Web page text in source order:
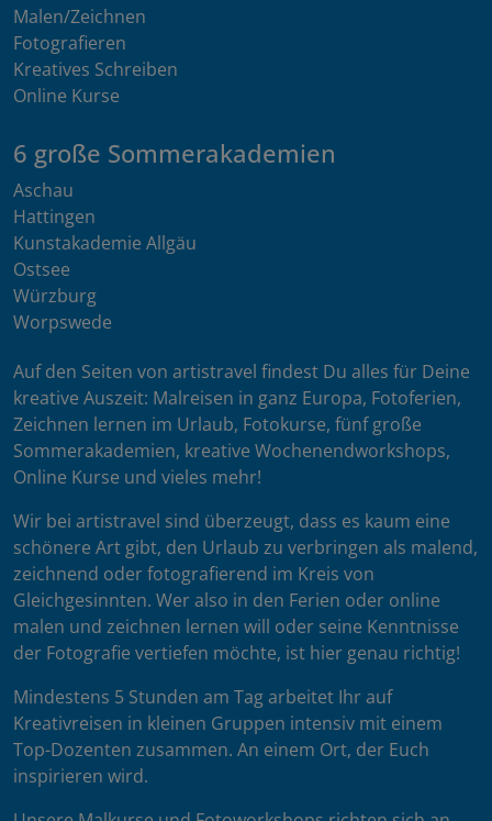
Malen/Zeichnen
Fotografieren
Kreatives Schreiben
Online Kurse
6 große Sommerakademien
Aschau
Hattingen
Kunstakademie Allgäu
Ostsee
Würzburg
Worpswede
Auf den Seiten von artistravel findest Du alles für Deine
kreative Auszeit: Malreisen in ganz Europa, Fotoferien,
Zeichnen lernen im Urlaub, Fotokurse, fünf große
Sommerakademien, kreative Wochenendworkshops,
Online Kurse und vieles mehr!
Wir bei artistravel sind überzeugt, dass es kaum eine
schönere Art gibt, den Urlaub zu verbringen als malend,
zeichnend oder fotografierend im Kreis von
Gleichgesinnten. Wer also in den Ferien oder online
malen und zeichnen lernen will oder seine Kenntnisse
der Fotografie vertiefen möchte, ist hier genau richtig!
Mindestens 5 Stunden am Tag arbeitet Ihr auf
Kreativreisen in kleinen Gruppen intensiv mit einem
Top-Dozenten zusammen. An einem Ort, der Euch
inspirieren wird.